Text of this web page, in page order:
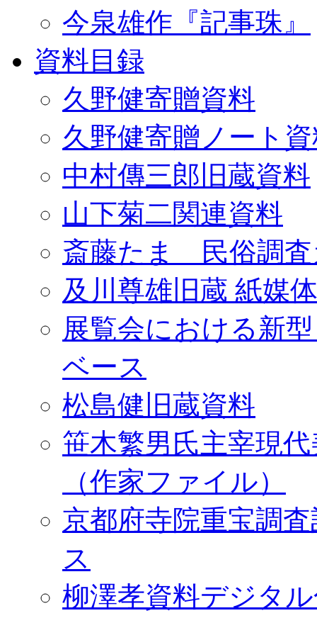
今泉雄作『記事珠』
資料目録
久野健寄贈資料
久野健寄贈ノート
中村傳三郎旧蔵資料
山下菊二関連資料
斎藤たま 民俗調査
及川尊雄旧蔵 紙媒
展覧会における新
ベース
松島健旧蔵資料
笹木繁男氏主宰現
（作家ファイル）
京都府寺院重宝調
ス
柳澤孝資料デジタ